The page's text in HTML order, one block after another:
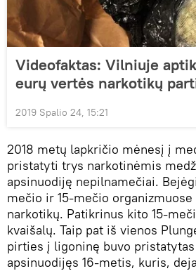
Videofaktas: Vilniuje
eurų vertės narkotikų
2019 Spalio 24, 15:21
2018 metų lapkričio mėnesį į
pristatyti trys narkotinėmis
apsinuodiję nepilnamečiai.
mečio ir 15-mečio
narkotikų. Patikrinus kito 15-
kvaišalų. Taip pat iš vienos
pirties į ligoninę buvo
apsinuodijęs 16-metis, kuris,